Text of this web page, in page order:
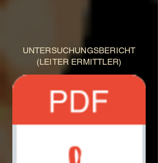
UNTERSUCHUNGSBERICHT
(LEITER ERMITTLER)